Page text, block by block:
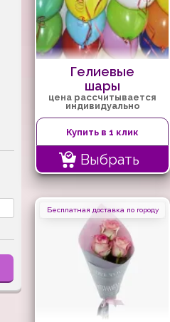
Гелиевые
шары
"Стандарт"
цена рассчитывается
индивидуально
Купить в 1 клик
Выбрать
Бесплатная доставка по городу